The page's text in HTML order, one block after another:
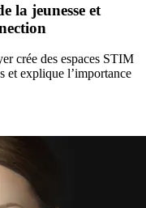
la jeunesse et
crée des espaces STIM
et explique l’importance